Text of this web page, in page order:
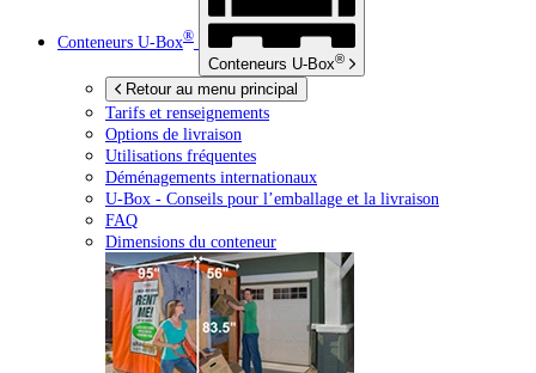
Conteneurs U-Box®
Conteneurs U-Box®
Retour au menu principal
Tarifs et renseignements
Options de livraison
Utilisations fréquentes
Déménagements internationaux
U-Box - Conseils pour l’emballage et la livraison
FAQ
Dimensions du conteneur